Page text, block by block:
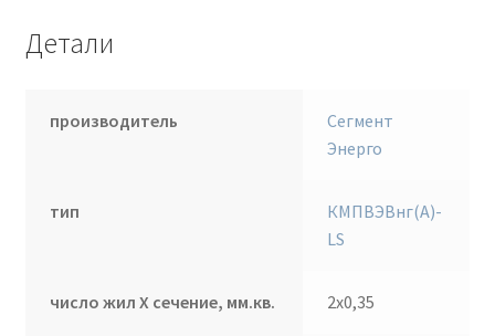
Детали
производитель
Сегмент
Энерго
тип
КМПВЭВнг(А)-
LS
число жил Х сечение, мм.кв. 2х0,35